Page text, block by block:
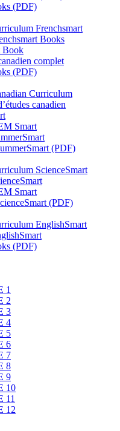
(PDF)
Frenchsmart
Books
Book
complet
(PDF)
Curriculum
canadien
Smart
(PDF)
ScienceSmart
Smart
(PDF)
EnglishSmart
(PDF)
1
2
3
4
5
6
7
8
9
10
11
12